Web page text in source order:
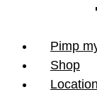
Par
JeepJeep
Jeep Twelve 4
Programme
Pimp
Shop